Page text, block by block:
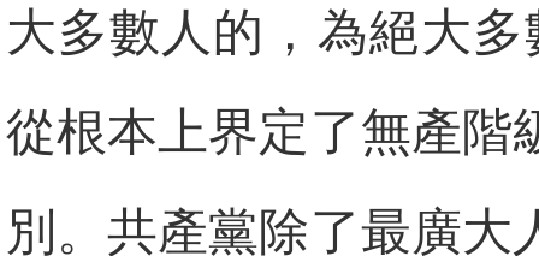
大多數人的，為絕大
從根本上界定了無產階
別。共產黨除了最廣大